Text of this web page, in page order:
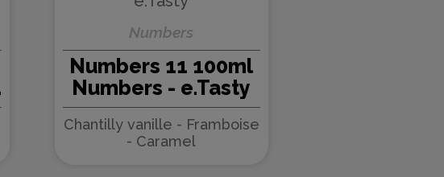
Numbers
Numbers 11 100ml
Numbers - e.Tasty
Chantilly vanille - Framboise
- Caramel